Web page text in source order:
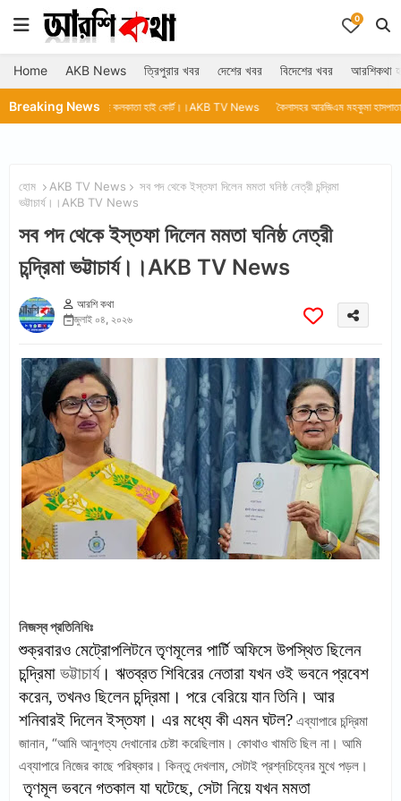
0
Home AKB News ত্রিপুরার খবর দেশের খবর বিদেশের খবর আরশিকথা
Breaking News
চলেছে কলকাতা হাই কোর্ট।।AKB TV News কৈলাসহর আরজিএম মহকুমা হাসপাতালে থার্মোমিটার
হোম AKB TV News
সব পদ থেকে ইস্তফা দিলেন মমতা ঘনিষ্ঠ নেত্রী চন্দ্রিমা
ভট্টাচার্য।।AKB TV News
সব পদ থেকে ইস্তফা দিলেন মমতা ঘনিষ্ঠ নেত্রী
চন্দ্রিমা ভট্টাচার্য।।AKB TV News
আরশি কথা
জুলাই ০৪, ২০২৬
নিজস্ব প্রতিনিধিঃ
শুক্রবারও মেট্রোপলিটনে তৃণমূলের পার্টি অফিসে উপস্থিত ছিলেন
চন্দ্রিমা ভট্টাচার্য। ঋতব্রত শিবিরের নেতারা যখন ওই ভবনে প্রবেশ
করেন, তখনও ছিলেন চন্দ্রিমা। পরে বেরিয়ে যান তিনি। আর
শনিবারই দিলেন ইস্তফা। এর মধ্যে কী এমন ঘটল? এব্যাপারে চন্দ্রিমা
জানান, “আমি আনুগত্য দেখানোর চেষ্টা করেছিলাম। কোথাও খামতি ছিল না। আমি
এব্যাপারে নিজের কাছে পরিষ্কার। কিন্তু দেখলাম, সেটাই প্রশ্নচিহ্নের মুখে পড়ল।
তৃণমূল ভবনে গতকাল যা ঘটেছে, সেটা নিয়ে যখন মমতা